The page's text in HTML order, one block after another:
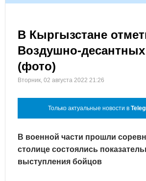
В Кыргызстане
Воздушно-
(фото)
Вторник, 02 августа 2022 21:26
Только актуальные новости в
В военной части прошли
столице состоялись
выступления бойцов